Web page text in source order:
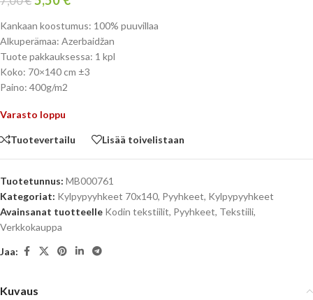
Kankaan koostumus: 100% puuvillaa
Alkuperämaa: Azerbaidžan
Tuote pakkauksessa: 1 kpl
Koko: 70×140 cm ±3
Paino: 400g/m2
Varasto loppu
Tuotevertailu Lisää toivelistaan
Tuotetunnus: MB000761
Kategoriat: Kylpypyyhkeet 70x140, Pyyhkeet, Kylpypyyhkeet
Avainsanat tuotteelle Kodin tekstiilit, Pyyhkeet, Tekstiili,
Verkkokauppa
Jaa:
Kuvaus